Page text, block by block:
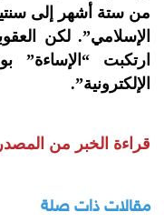
من ستة أشهر إلى
الإسلامي”. لكن
ارتكبت “الإساءة”
الإلكترونية”.
قراءة الخبر من المصدر
مقالات ذات صلة